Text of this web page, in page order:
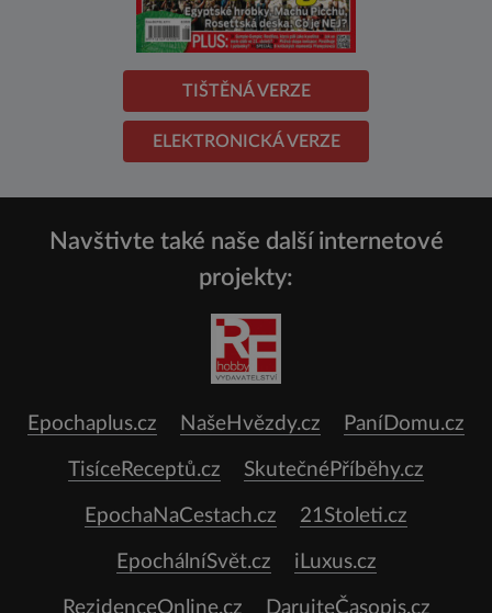
TIŠTĚNÁ VERZE
ELEKTRONICKÁ VERZE
Navštivte také naše další internetové
projekty:
Epochaplus.cz NašeHvězdy.cz PaníDomu.cz
TisíceReceptů.cz SkutečnéPříběhy.cz
EpochaNaCestach.cz 21Stoleti.cz
EpochálníSvět.cz iLuxus.cz
RezidenceOnline.cz DarujteČasopis.cz